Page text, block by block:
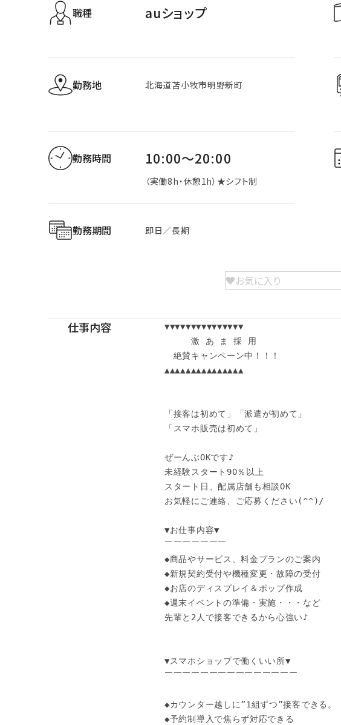
職種 auショップ
勤務地 北海道苫小牧市明野新町
勤務時間 10:00～20:00
（実働8h・休憩1h）★シフト制
勤務期間 即日／長期
お気に入り
仕事内容
▼▼▼▼▼▼▼▼▼▼▼▼▼▼▼
激 あ ま 採 用
絶賛キャンペーン中！！！
▲▲▲▲▲▲▲▲▲▲▲▲▲▲▲
「接客は初めて」「派遣が初めて」
「スマホ販売は初めて」
ぜーんぶOKです♪
未経験スタート90％以上
スタート日、配属店舗も相談OK
お気軽にご連絡、ご応募ください(^^)/
▼お仕事内容▼
￣￣￣￣￣￣￣
◆商品やサービス、料金プランのご案内
◆新規契約受付や機種変更・故障の受付
◆お店のディスプレイ＆ポップ作成
◆週末イベントの準備・実施・・・など
先輩と2人で接客できるから心強い♪
▼スマホショップで働くいい所▼
￣￣￣￣￣￣￣￣￣￣￣￣￣￣￣
◆カウンター越しに”1組ずつ”接客できる。
◆予約制導入で焦らず対応できる